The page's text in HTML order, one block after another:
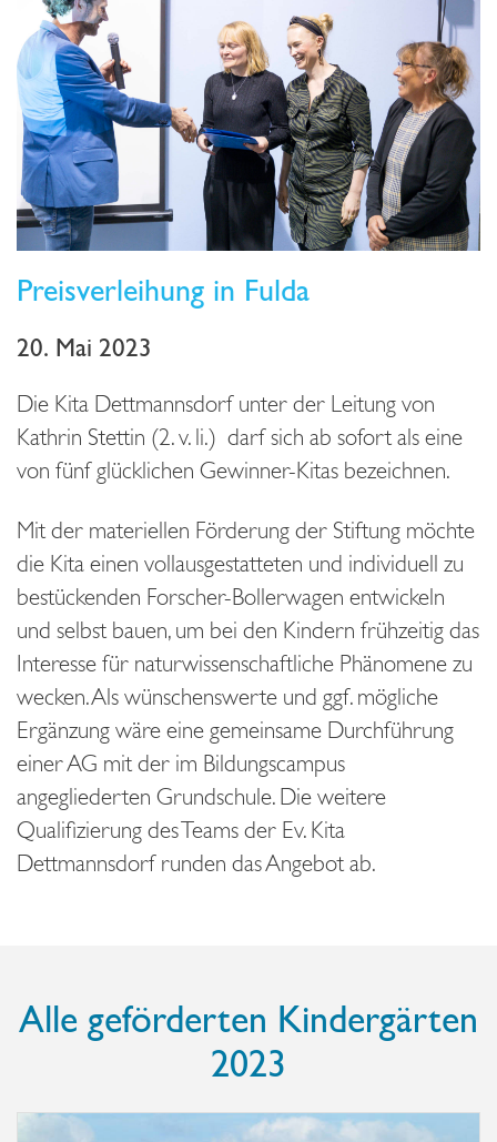
Preisverleihung in Fulda
20. Mai 2023
Die Kita Dettmannsdorf unter der Leitung von
Kathrin Stettin (2. v. li.) darf sich ab sofort als eine
von fünf glücklichen Gewinner-Kitas bezeichnen.
Mit der materiellen Förderung der Stiftung möchte
die Kita einen vollausgestatteten und individuell zu
bestückenden Forscher-Bollerwagen entwickeln
und selbst bauen, um bei den Kindern frühzeitig das
Interesse für naturwissenschaftliche Phänomene zu
wecken. Als wünschenswerte und ggf. mögliche
Ergänzung wäre eine gemeinsame Durchführung
einer AG mit der im Bildungscampus
angegliederten Grundschule. Die weitere
Qualifizierung des Teams der Ev. Kita
Dettmannsdorf runden das Angebot ab.
Alle geförderten Kindergärten
2023